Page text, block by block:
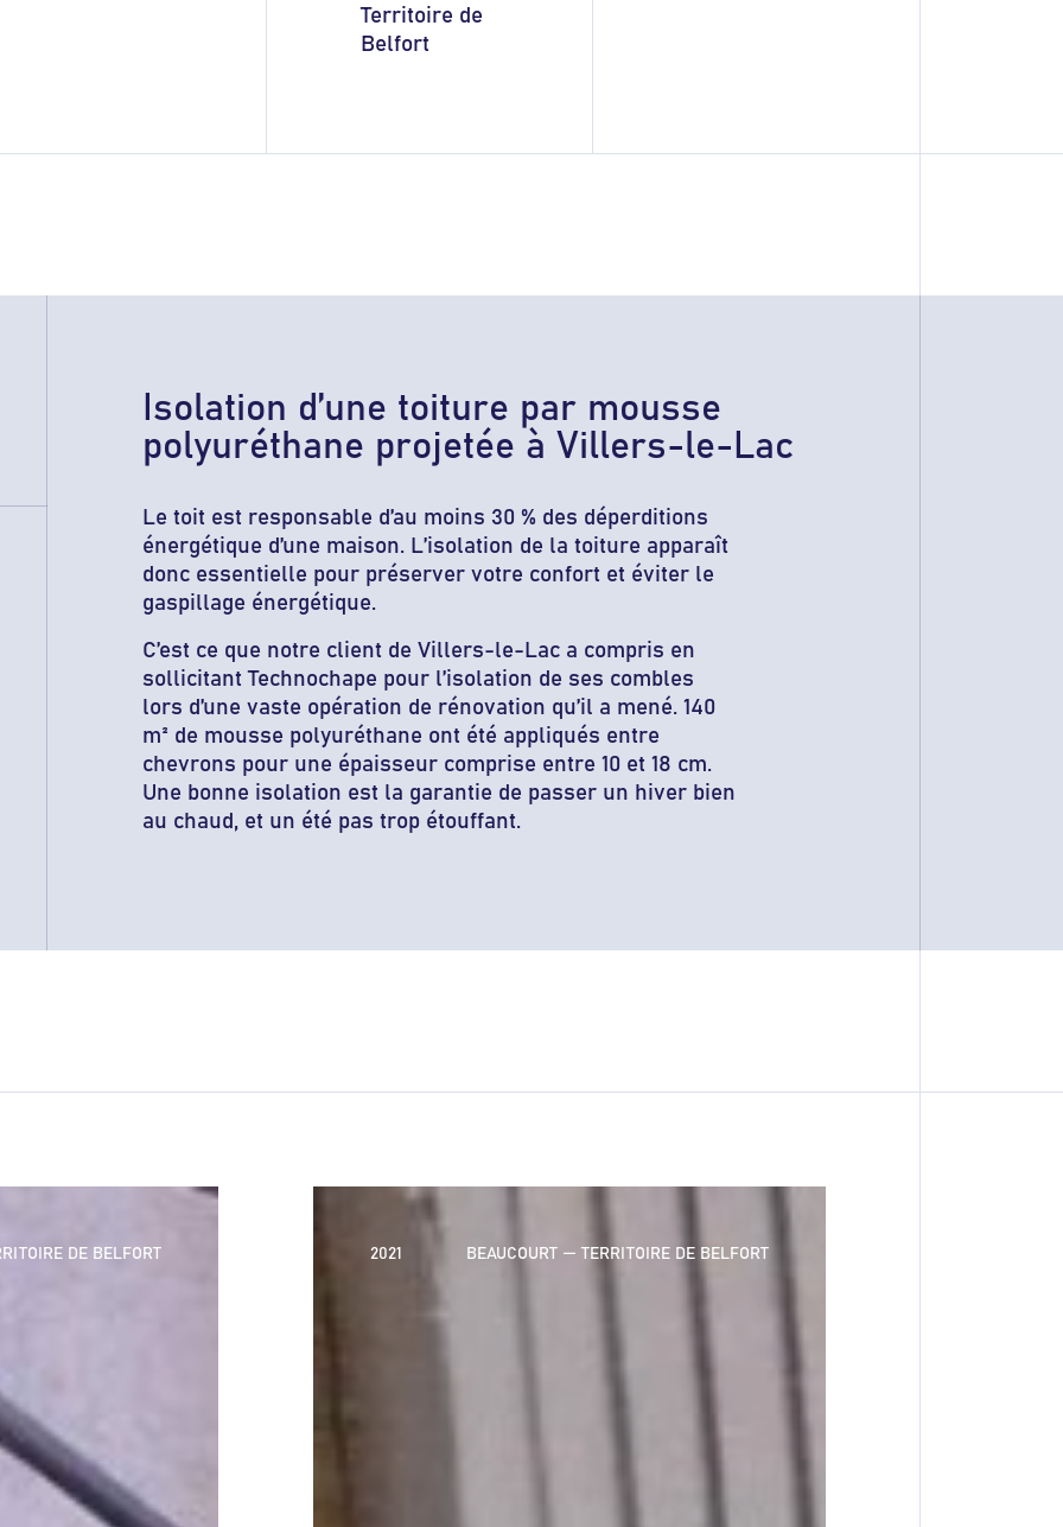
Territoire de
Belfort
Isolation d’une toiture par mousse
polyuréthane projetée à Villers-le-Lac
Le toit est responsable d’au moins 30 % des déperditions
énergétique d’une maison. L’isolation de la toiture apparaît
donc essentielle pour préserver votre confort et éviter le
gaspillage énergétique.
C’est ce que notre client de Villers-le-Lac a compris en
sollicitant Technochape pour l’isolation de ses combles
lors d’une vaste opération de rénovation qu’il a mené. 140
m² de mousse polyuréthane ont été appliqués entre
chevrons pour une épaisseur comprise entre 10 et 18 cm.
Une bonne isolation est la garantie de passer un hiver bien
au chaud, et un été pas trop étouffant.
DE BELFORT 2021 BEAUCOURT — TERRITOIRE DE BELFORT